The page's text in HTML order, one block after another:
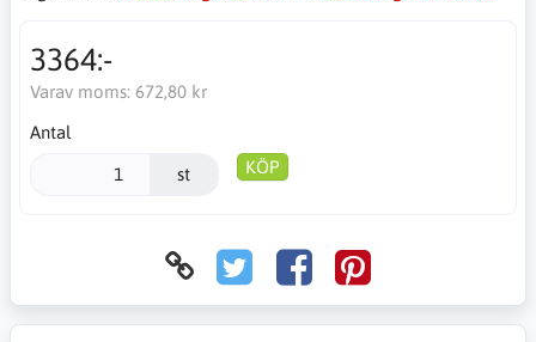
3364:-
Varav moms: 672,80 kr
Antal
st KÖP